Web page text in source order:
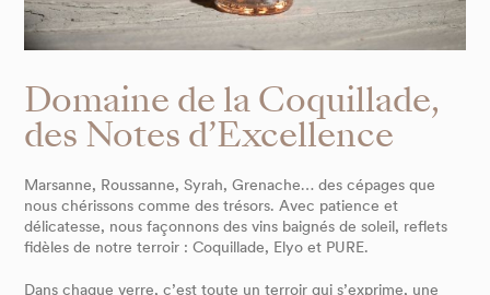
Domaine de la Coquillade,
des Notes d’Excellence
Marsanne, Roussanne, Syrah, Grenache… des cépages que
nous chérissons comme des trésors. Avec patience et
délicatesse, nous façonnons des vins baignés de soleil, reflets
fidèles de notre terroir : Coquillade, Elyo et PURE.
Dans chaque verre, c’est toute un terroir qui s’exprime, une